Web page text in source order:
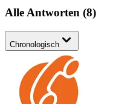
Alle Antworten (8)
Chronologisch